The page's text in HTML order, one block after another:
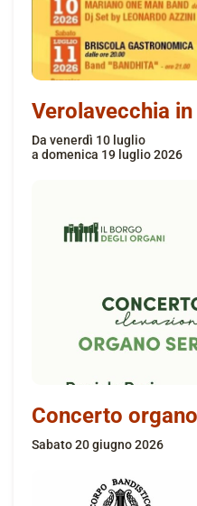
Verolavecchia in
da venerdì 10 luglio
a domenica 19 luglio 2026
Concerto
sabato 20 giugno 2026